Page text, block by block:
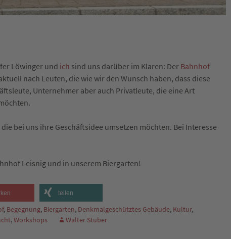
Löwinger und ich sind uns darüber im Klaren: Der Bahnhof
nach Leuten, die wie wir den Wunsch haben, dass diese
Unternehmer aber auch Privatleute, die eine Art
bei uns ihre Geschäftsidee umsetzen möchten. Bei Interesse
Leisnig und in unserem Biergarten!
teilen
, Begegnung, Biergarten, Denkmalgeschütztes Gebäude, Kultur,
,Workshops
Walter Stuber